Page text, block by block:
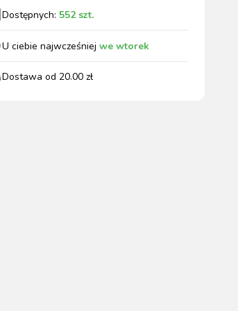
wszystkie
Dostępnych: 552szt.
U ciebie najwcześniej we wtorek
Dostawa od 20.00 zł